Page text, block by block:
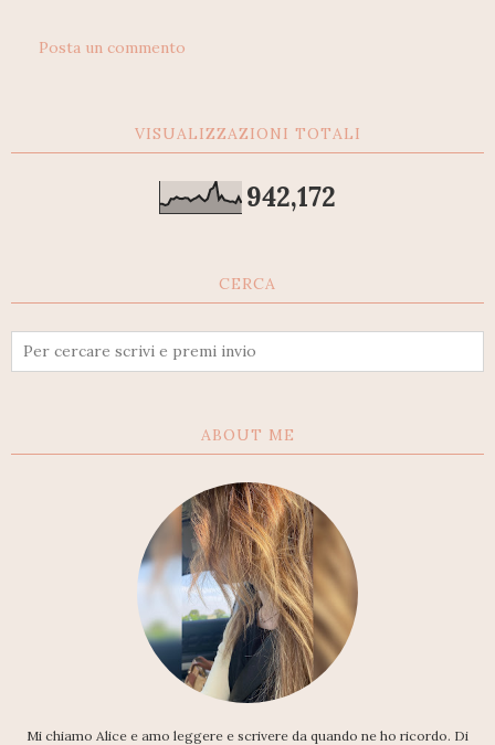
Posta un commento
VISUALIZZAZIONI TOTALI
942,172
CERCA
ABOUT ME
Mi chiamo Alice e amo leggere e scrivere da quando ne ho ricordo. Di